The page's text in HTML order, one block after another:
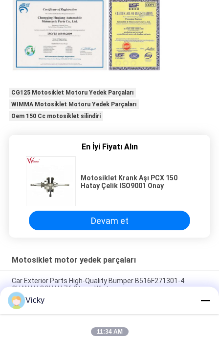
CG125 Motosiklet Motoru Yedek Parçaları
WIMMA Motosiklet Motoru Yedek Parçaları
Oem 150 Cc motosiklet silindiri
En İyi Fiyatı Alın
Motosiklet Krank Aşı PCX 150
Hatay Çelik ISO9001 Onay
Devam et
Motosiklet motor yedek parçaları
Car Exterior Parts High-Quality Bumper B516F271301-4
CHANAN OSHAN​ Z6 Starry White
Honda EX5 motoru yedek parçaları yüksek performanslı ucuz
toptan
CPR8EAIX-9 için motosiklet kıvılcım fişesi Çin Tedarikçiler
Vicky
11:34 AM